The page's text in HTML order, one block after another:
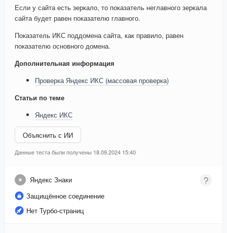
Если у сайта есть зеркало, то показатель неглавного зеркала
сайта будет равен показателю главного.
Показатель ИКС поддомена сайта, как правило, равен
показателю основного домена.
Дополнительная информация
Проверка Яндекс ИКС (массовая проверка)
Статьи по теме
Яндекс ИКС
Объяснить с ИИ
Данные теста были получены 18.09.2024 15:40
Яндекс Знаки
Защищённое соединение
Нет Турбо-страниц